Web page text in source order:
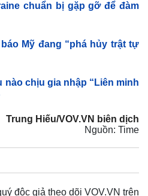
chuẩn bị gặp gỡ để đàm
Mỹ đang “phá hủy trật tự
chịu gia nhập “Liên minh
Trung Hiếu/VOV.VN biên dịch
Nguồn: Time
độc giả theo dõi VOV.VN trên